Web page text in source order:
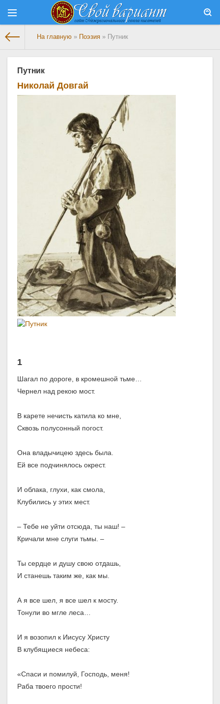
На главную » Поэзия » Путник
Путник
Николай Довгай
1
Шагал по дороге, в кромешной тьме…
Чернел над рекою мост.
В карете нечисть катила ко мне,
Сквозь полусонный погост.
Она владычицею здесь была.
Ей все подчинялось окрест.
И облака, глухи, как смола,
Клубились у этих мест.
– Тебе не уйти отсюда, ты наш! –
Кричали мне слуги тьмы. –
Ты сердце и душу свою отдашь,
И станешь таким же, как мы.
А я все шел, я все шел к мосту.
Тонули во мгле леса…
И я возопил к Иисусу Христу
В клубящиеся небеса:
«Спаси и помилуй, Господь, меня!
Раба твоего прости!